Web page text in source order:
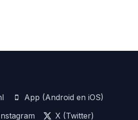
App (Android en iOS)
X (Twitter)